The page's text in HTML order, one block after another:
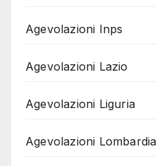
Agevolazioni Inps
Agevolazioni Lazio
Agevolazioni Liguria
Agevolazioni Lombardia